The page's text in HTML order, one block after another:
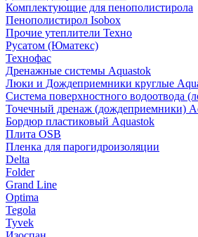
Комплектующие для пенополистирола
Пенополистирол Isobox
Прочие утеплители Техно
Русатом (Юматекс)
Технофас
Дренажные системы Aquastok
Люки и Дождеприемники круглые
Система поверхностного водоотвода
Точечный дренаж (дождеприемники)
Бордюр пластиковый Aquastok
Плита OSB
Пленка для парогидроизоляции
Delta
Folder
Grand Line
Optima
Tegola
Tyvek